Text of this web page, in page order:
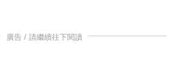
廣告 / 請繼續往下閱讀